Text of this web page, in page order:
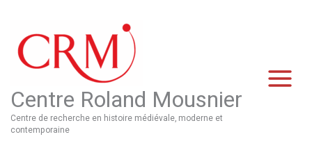
contenu
Centre Roland Mousnier
Centre de recherche en histoire médiévale, moderne et
contemporaine